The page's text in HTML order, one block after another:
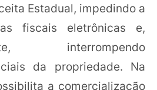
Estadual, impedindo a
fiscais eletrônicas e,
interrompendo
da propriedade. Na
a comercialização